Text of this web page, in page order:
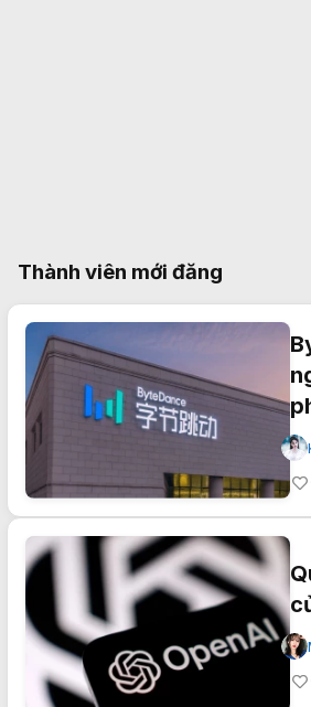
Thành viên mới đăng